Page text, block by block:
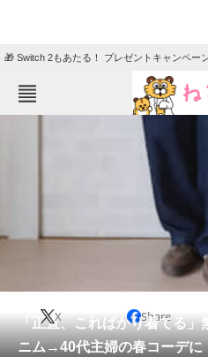
🎁 Switch 2もあたる！ プレゼントキャンペー
会員記事
「正直、こればかり着てる」
ニム→40代主婦の春コーデに
X Share